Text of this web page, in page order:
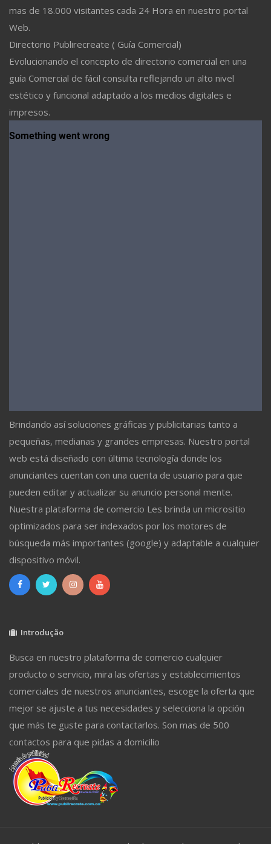
mas de 18.000 visitantes cada 24 Hora en nuestro portal
Web.
Directorio Publirecreate ( Guía Comercial)
Evolucionando el concepto de directorio comercial en una
guía Comercial de fácil consulta reflejando un alto nivel
estético y funcional adaptado a los medios digitales e
impresos.
Brindando así soluciones gráficas y publicitarias tanto a
pequeñas, medianas y grandes empresas. Nuestro portal
web está diseñado con última tecnología donde los
anunciantes cuentan con una cuenta de usuario para que
pueden editar y actualizar su anuncio personal mente.
Nuestra plataforma de comercio Les brinda un micrositio
optimizados para ser indexados por los motores de
búsqueda más importantes (google) y adaptable a cualquier
dispositivo móvil.
Introdução
Busca en nuestro plataforma de comercio cualquier
producto o servicio, mira las ofertas y establecimientos
comerciales de nuestros anunciantes, escoge la oferta que
mejor se ajuste a tus necesidades y selecciona la opción
que más te guste para contactarlos. Son mas de 500
contactos para que pidas a domicilio